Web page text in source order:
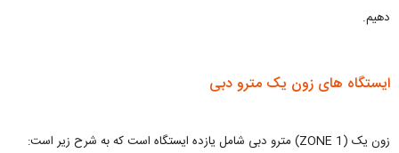
دهیم.
ایستگاه‌ های زون یک مترو دبی
زون یک (1 ZONE) مترو دبی شامل یازده ایستگاه است که به شرح زیر است: